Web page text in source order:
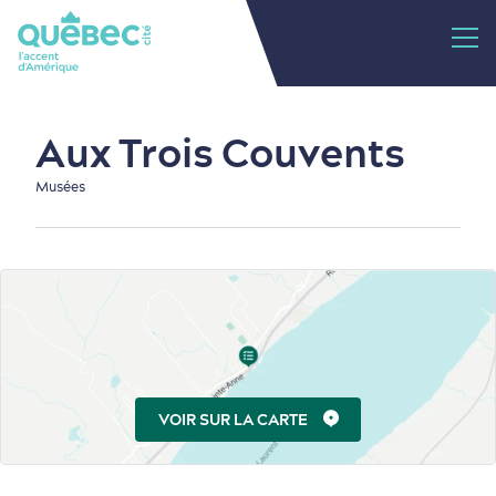
Aux Trois Couvents
Musées
VOIR SUR LA CARTE